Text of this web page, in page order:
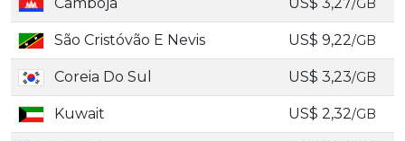
/GB
São Cristóvão E Nevis US$ 9,22/GB
Coreia Do Sul US$ 3,23/GB
Kuwait US$ 2,32/GB